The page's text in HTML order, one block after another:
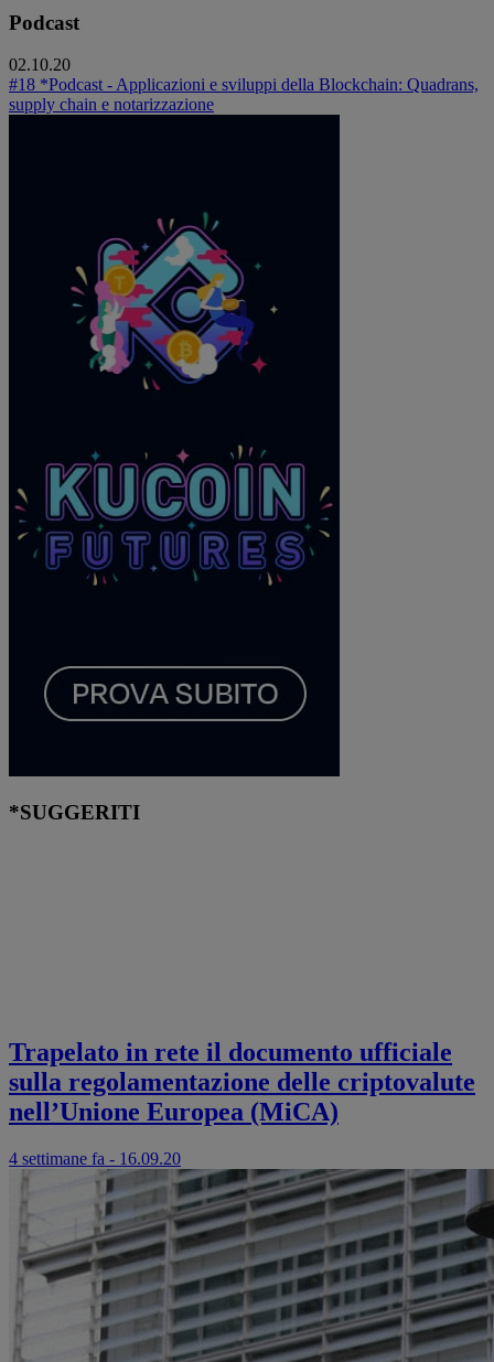
Podcast
02.10.20
#18 *Podcast - Applicazioni e sviluppi della Blockchain: Quadrans,
supply chain e notarizzazione
*SUGGERITI
Trapelato in rete il documento ufficiale
sulla regolamentazione delle criptovalute
nell’Unione Europea (MiCA)
4 settimane fa - 16.09.20